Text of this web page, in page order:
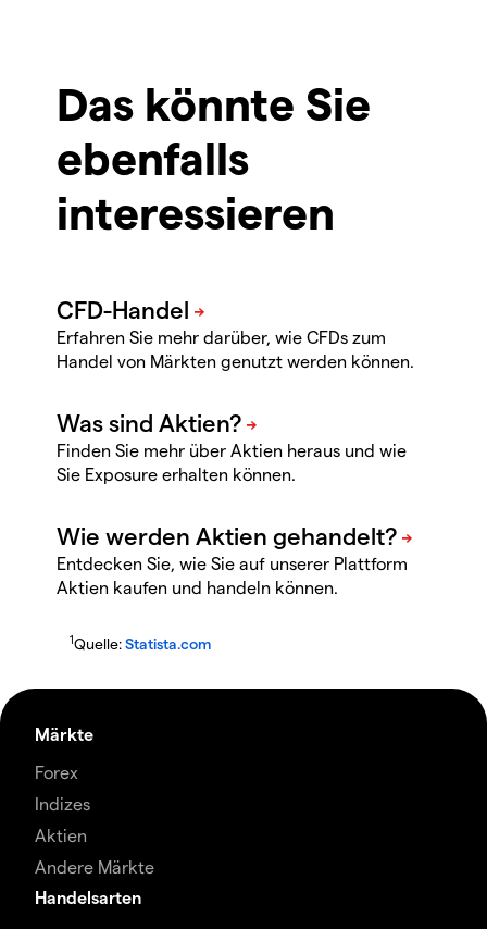
Das könnte Sie
ebenfalls
interessieren
Erfahren Sie mehr darüber, wie CFDs zum
Handel von Märkten genutzt werden können.
Finden Sie mehr über Aktien heraus und wie
Sie Exposure erhalten können.
Entdecken Sie, wie Sie auf unserer Plattform
Aktien kaufen und handeln können.
1Quelle:Statista.com
Märkte
Forex
Indizes
Aktien
Andere Märkte
Handelsarten